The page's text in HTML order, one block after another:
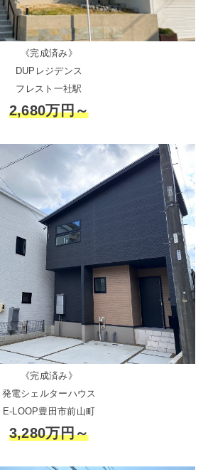
《完成済み》
DUPレジデンス
フレスト一社駅
2,680万円～
《完成済み》
発電シェルターハウス
E-LOOP豊田市前山町
3,280万円～